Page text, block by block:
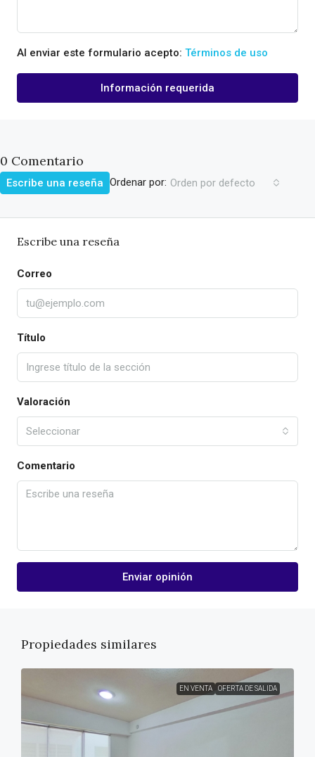
Al enviar este formulario acepto: Términos de uso
Información requerida
0 Comentario
Ordenar por: Orden por defecto
Escribe una reseña
Escribe una reseña
Correo
Título
Valoración
Seleccionar
Comentario
Enviar opinión
Propiedades similares
EN VENTA OFERTA DE SALIDA